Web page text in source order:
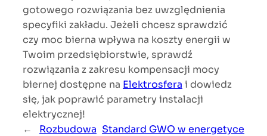
gotowego rozwiązania bez uwzględnienia
specyfiki zakładu. Jeżeli chcesz sprawdzić
czy moc bierna wpływa na koszty energii w
Twoim przedsiębiorstwie, sprawdź
rozwiązania z zakresu kompensacji mocy
biernej dostępne na Elektrosfera i dowiedz
się, jak poprawić parametry instalacji
elektrycznej!
←
Rozbudowa Standard GWO w energetyce